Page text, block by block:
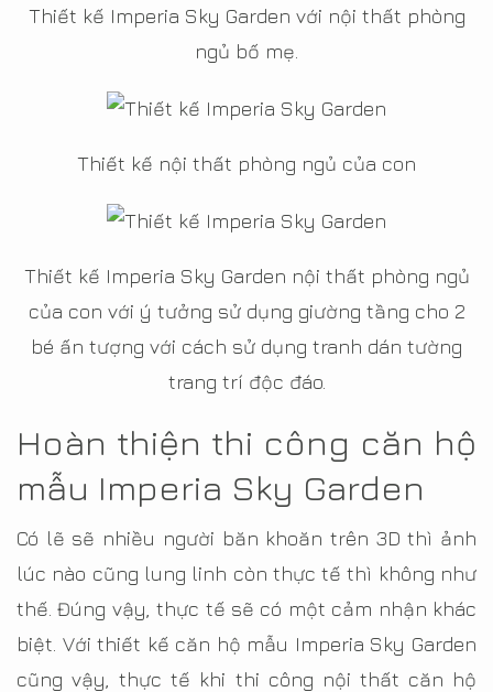
Thiết kế Imperia Sky Garden với nội thất phòng
ngủ bố mẹ.
Thiết kế nội thất phòng ngủ của con
Thiết kế Imperia Sky Garden nội thất phòng ngủ
của con với ý tưởng sử dụng giường tầng cho 2
bé ấn tượng với cách sử dụng tranh dán tường
trang trí độc đáo.
Hoàn thiện thi công căn hộ
mẫu Imperia Sky Garden
Có lẽ sẽ nhiều người băn khoăn trên 3D thì ảnh
lúc nào cũng lung linh còn thực tế thì không như
thế. Đúng vậy, thực tế sẽ có một cảm nhận khác
biệt. Với thiết kế căn hộ mẫu Imperia Sky Garden
cũng vậy, thực tế khi thi công nội thất căn hộ